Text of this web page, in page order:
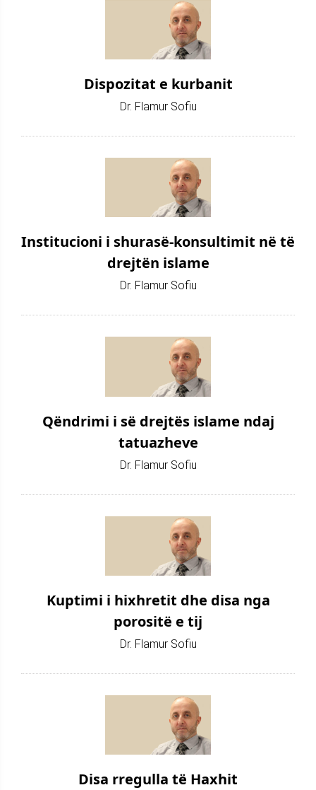
Dispozitat e kurbanit
Dr. Flamur Sofiu
Institucioni i shurasë-konsultimit në të
drejtën islame
Dr. Flamur Sofiu
Qëndrimi i së drejtës islame ndaj
tatuazheve
Dr. Flamur Sofiu
Kuptimi i hixhretit dhe disa nga
porositë e tij
Dr. Flamur Sofiu
Disa rregulla të Haxhit